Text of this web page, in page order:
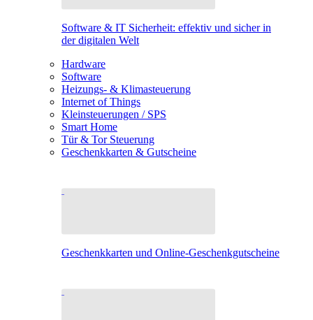
Software & IT Sicherheit: effektiv und sicher in
der digitalen Welt
Hardware
Software
Heizungs- & Klimasteuerung
Internet of Things
Kleinsteuerungen / SPS
Smart Home
Tür & Tor Steuerung
Geschenkkarten & Gutscheine
Geschenkkarten und Online-Geschenkgutscheine